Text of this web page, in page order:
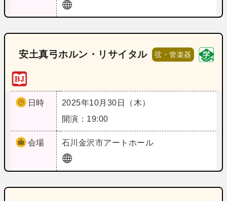
安土真弓ホルン・リサイタル 弦・管楽器
日時
2025年10月30日（木）
開演：19:00
会場 石川 金沢市アートホール